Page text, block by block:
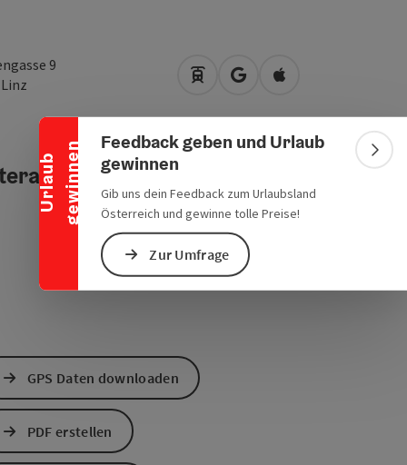
U
r
l
a
u
b
g
e
w
i
n
n
e n
Banner einklappen
Feedback geben und Urlaub
gewinnen
Gib uns dein Feedback zum Urlaubsland
Österreich und gewinne tolle Preise!
Zur Umfrage
9
Linz Anreise mit öffentlichen
in Google Maps öffnen
in Apple Maps
Höhenprofil
GPS Daten downloaden
PDF erstellen